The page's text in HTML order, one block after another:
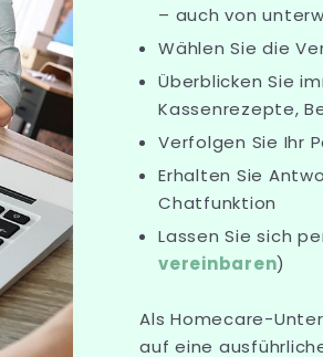
– auch von
Wählen Sie die
Überblicken Sie
Kassenrezepte,
Verfolgen Sie Ihr
Erhalten Sie
Chatfunktion
Lassen Sie sich
vereinbaren)
Als Homecare-
auf eine